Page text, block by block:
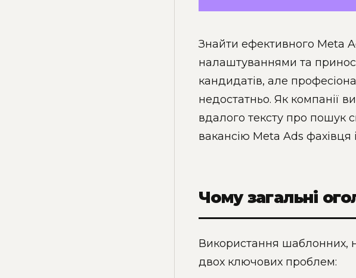
Знайти ефективного Meta
налаштуваннями та
кандидатів, але
недостатньо. Як компанії
вдалого тексту про пошук
вакансію Meta Ads фахівця
Чому загальні
Використання шаблонних,
двох ключових проблем: